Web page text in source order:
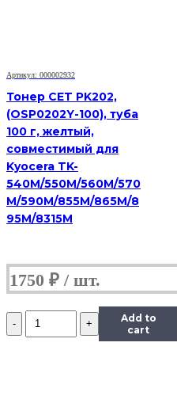
Y,
585
г,
канистра
Артикул: 000002932
Тонер CET PK202,
(OSP0202Y-100), туба
100 г, желтый,
совместимый для
Kyocera TK-
540M/550M/560M/570
M/590M/855M/865M/8
95M/8315M
1750 ₽
Количество
Тонер
Add to
cart